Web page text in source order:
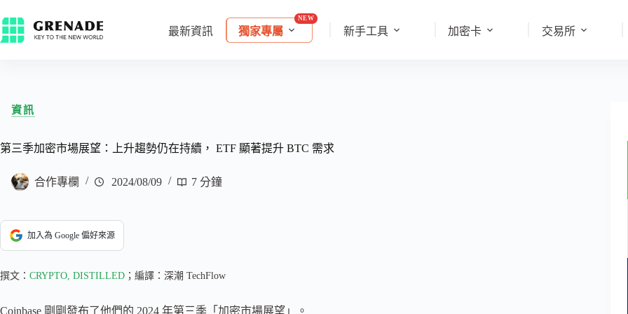
最新資訊 獨家專屬 新手工具 加密卡 交易所
資訊
第三季加密市場展望：上升趨勢仍在持續， ETF 顯著提升 BTC 需求
合作專欄 2024/08/09 7 分鐘
加入為 Google 偏好來源
撰文： CRYPTO, DISTILLED ；編譯：深潮 TechFlow
Coinbase 剛剛發布了他們的 2024 年第三季「加密市場展望」。